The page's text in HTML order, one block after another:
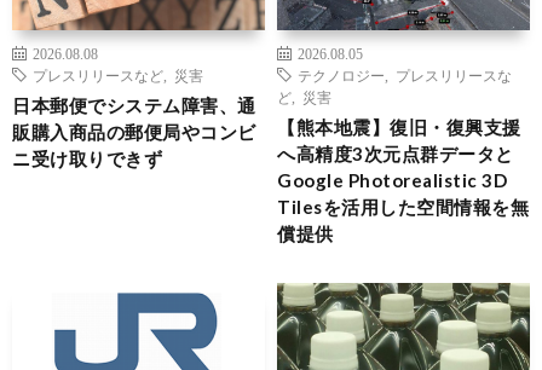
2026.08.08
プレスリリースなど
災害
日本郵便でシステム障害、通
販購入商品の郵便局やコンビ
ニ受け取りできず
2026.08.05
テクノロジー
プレスリリースな
ど
災害
【熊本地震】復旧・復興支援
へ高精度3次元点群データと
Google Photorealistic 3D
Tilesを活用した空間情報を無
償提供